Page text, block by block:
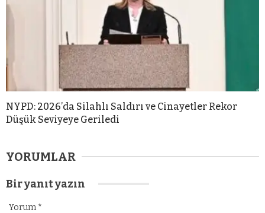
NYPD: 2026’da Silahlı Saldırı ve Cinayetler Rekor
Düşük Seviyeye Geriledi
YORUMLAR
Bir yanıt yazın
Yorum *